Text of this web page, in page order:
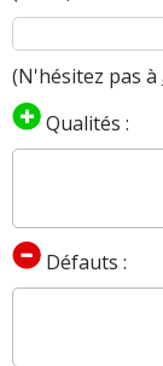
(N'hésitez pas à
Qualités :
Défauts :